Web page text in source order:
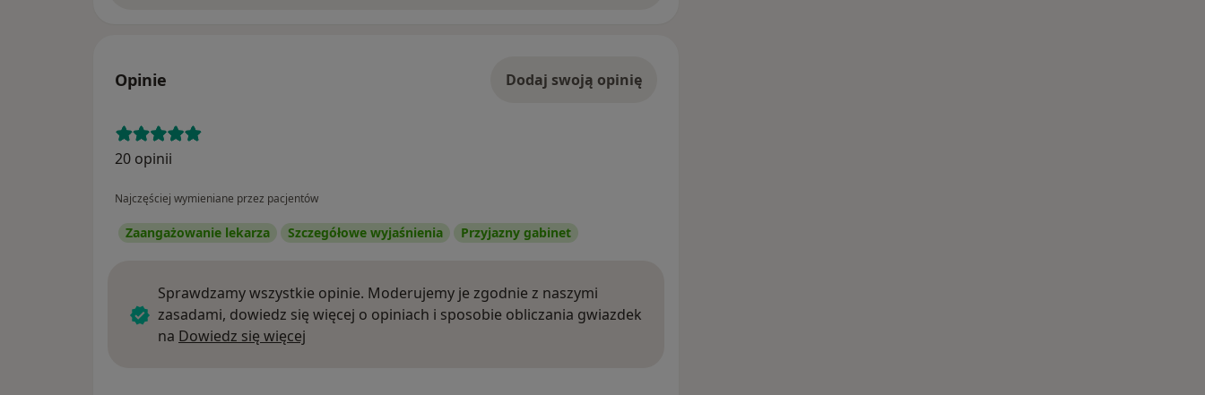
Opinie Dodaj swoją opinię
20 opinii
Najczęściej wymieniane przez pacjentów
Zaangażowanie lekarza Szczegółowe wyjaśnienia Przyjazny gabinet
Sprawdzamy wszystkie opinie. Moderujemy je zgodnie z naszymi
zasadami, dowiedz się więcej o opiniach i sposobie obliczania gwiazdek
na Dowiedz się więcej